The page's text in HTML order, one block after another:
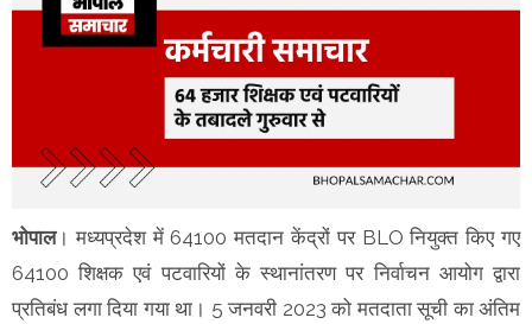
भोपाल। मध्यप्रदेश में 64100 मतदान केंद्रों पर BLO नियुक्त किए गए
64100 शिक्षक एवं पटवारियों के स्थानांतरण पर निर्वाचन आयोग द्वारा
प्रतिबंध लगा दिया गया था। 5 जनवरी 2023 को मतदाता सूची का अंतिम